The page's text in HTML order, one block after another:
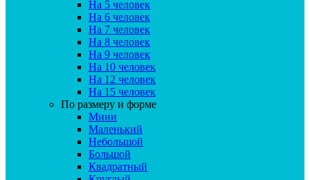
На 5 человек
На 6 человек
На 7 человек
На 8 человек
На 9 человек
На 10 человек
На 12 человек
На 15 человек
По размеру и форме
Мини
Маленький
Небольшой
Большой
Квадратный